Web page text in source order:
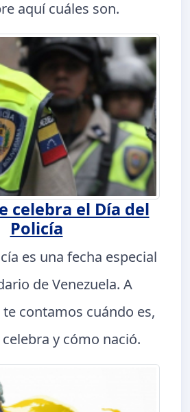
aquí cuáles son.
celebra el Día del
Policía
es una fecha especial
de Venezuela. A
contamos cuándo es,
y cómo nació.